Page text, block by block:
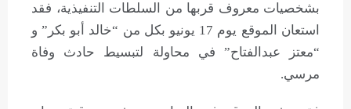
بشخصيات معروف قربها من السلطات التنفيذية، فقد
استعان الموقع يوم 17 يونيو بكل من “خالد أبو بكر” و
“معتز عبدالفتاح” في محاولة لتبسيط حادث وفاة
مرسي.